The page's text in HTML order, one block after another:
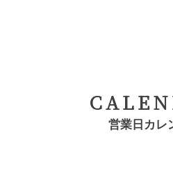
営業日カレ